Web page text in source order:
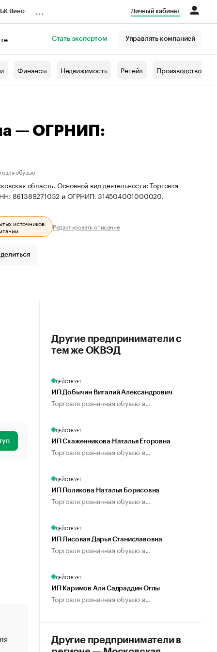
Вино Личный кабинет
Стать экспертом Управлять компанией
Финансы Недвижимость Ретейл Производство
— ОГРНИП:
обувью
область. Основной вид деятельности: Торговля
861389271032 и ОГРНИП: 314504001000020.
источников. Редактировать описание
«От спорта тело стареет иначе». Как живет глава
создавшей GTA
Другие предприниматели с
тем же ОКВЭД
ДЕЙСТВУЕТ
ИП Добычин Виталий Александрович
Торговля розничная обувью в...
ДЕЙСТВУЕТ
ИП Скаженникова Наталья Егоровна
Торговля розничная обувью в...
ДЕЙСТВУЕТ
ИП Полякова Наталья Борисовна
Торговля розничная обувью в...
ДЕЙСТВУЕТ
ИП Лисовая Дарья Станиславовна
Торговля розничная обувью в...
ДЕЙСТВУЕТ
ИП Каримов Али Садраддин Оглы
Торговля розничная обувью в...
Другие предприниматели в